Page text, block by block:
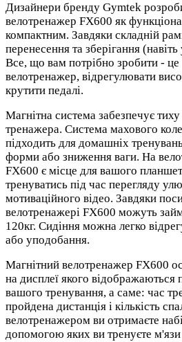
Дизайнери бренду Gymtek
велотренажер FX600 як
компактним. Завдяки складній
перенесення та зберігання
Все, що вам потрібно зробити - це
велотренажер, відрегулювати
крутити педалі.
Магнітна система забезпечує
тренажера. Система махового
підходить для домашніх
форми або зниження ваги. На
FX600 є місце для вашого
тренуватись під час перегляду
мотиваційного відео. Завдяки
велотренажері FX600 можуть
120кг. Сидіння можна легко
або уподобання.
Магнітний велотренажер FX600
на дисплеї якого відображаються
вашого тренування, а саме: час
пройдена дистанція і кількість
велотренажером ви отримаєте
допомогою яких ви тренуєте м'язи